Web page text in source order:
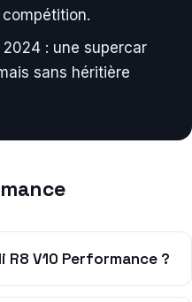
: une supercar
sans héritière
R8 V10 Performance ?